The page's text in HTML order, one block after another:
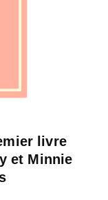
livre
et Minnie